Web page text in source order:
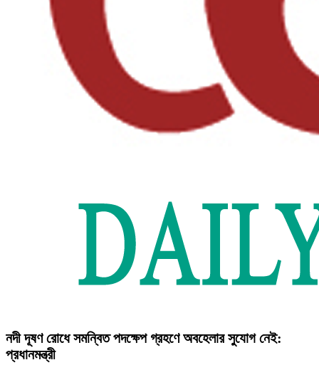
নদী দূষণ রোধে সমন্বিত পদক্ষেপ গ্রহণে অবহেলার সুযোগ নেই:
প্রধানমন্ত্রী